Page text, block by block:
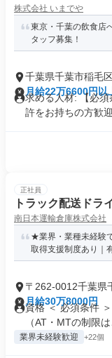
株式会社 いまでや
東京・千葉の飲食店
タッフ募集！
千葉県千葉市稲毛
月給22万6600円以
求める人材: 【必
許をお持ちの方歓
正社員
トラック配送ドラ
南日本運輸倉庫株式会社
★業界・業種未経験
取得支援制度あり｜
〒262-0012千葉県
月給30万8000円
資格 ＜ 必須条件
（AT・MTの制限は
業界未経験歓迎 +22個